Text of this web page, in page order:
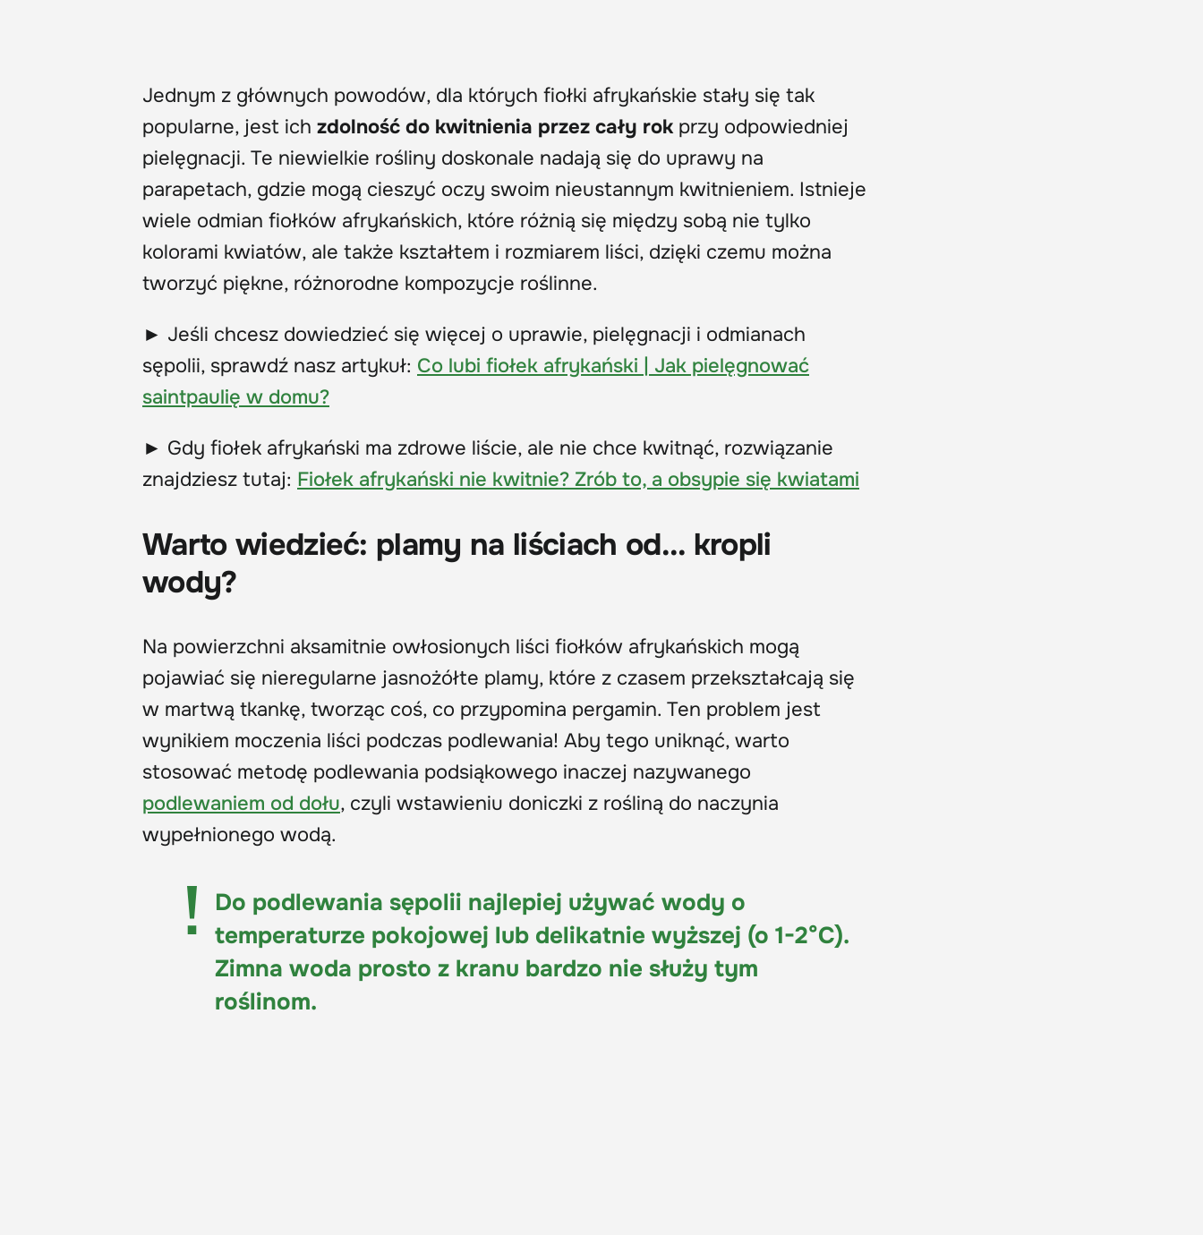
Jednym z głównych powodów, dla których fiołki afrykańskie stały się tak
popularne, jest ich zdolność do kwitnienia przez cały rokprzy odpowiedniej
pielęgnacji. Te niewielkie rośliny doskonale nadają się do uprawy na
parapetach, gdzie mogą cieszyć oczy swoim nieustannym kwitnieniem. Istnieje
wiele odmian fiołków afrykańskich, które różnią się między sobą nie tylko
kolorami kwiatów, ale także kształtem i rozmiarem liści, dzięki czemu można
tworzyć piękne, różnorodne kompozycje roślinne.
► Jeśli chcesz dowiedzieć się więcej o uprawie, pielęgnacji i odmianach
sępolii, sprawdź nasz artykuł: Co lubi fiołek afrykański | Jak pielęgnować
saintpaulię w domu?
► Gdy fiołek afrykański ma zdrowe liście, ale nie chce kwitnąć, rozwiązanie
znajdziesz tutaj: Fiołek afrykański nie kwitnie? Zrób to, a obsypie się kwiatami
Warto wiedzieć: plamy na liściach od... kropli
wody?
Na powierzchni aksamitnie owłosionych liści fiołków afrykańskich mogą
pojawiać się nieregularne jasnożółte plamy, które z czasem przekształcają się
w martwą tkankę, tworząc coś, co przypomina pergamin. Ten problem jest
wynikiem moczenia liści podczas podlewania! Aby tego uniknąć, warto
stosować metodę podlewania podsiąkowego inaczej nazywanego
podlewaniem od dołu, czyli wstawieniu doniczki z rośliną do naczynia
wypełnionego wodą.
Do podlewania sępolii najlepiej używać wody o
temperaturze pokojowej lub delikatnie wyższej (o 1-2°C).
Zimna woda prosto z kranu bardzo nie służy tym
roślinom.